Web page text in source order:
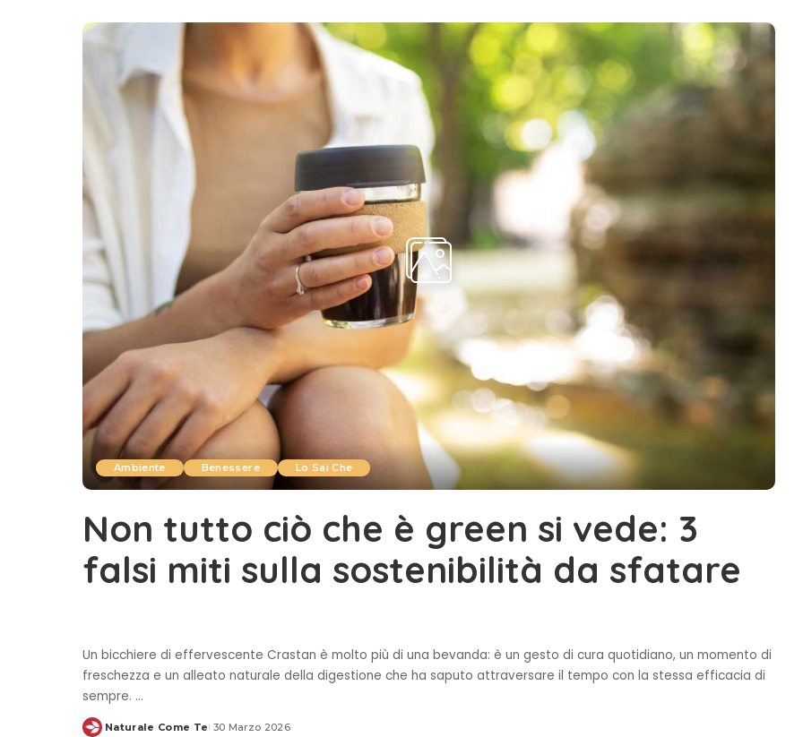
Ambiente Benessere Lo Sai Che
Non tutto ciò che è green si vede: 3
falsi miti sulla sostenibilità da sfatare
Un bicchiere di effervescente Crastan è molto più di una bevanda: è un gesto di cura quotidiano, un momento di
freschezza e un alleato naturale della digestione che ha saputo attraversare il tempo con la stessa efficacia di
sempre. ...
Posted
Naturale Come Te 30 Marzo 2026